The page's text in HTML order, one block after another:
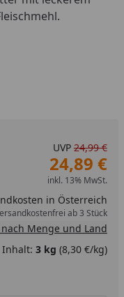
UVP 24,99 €
24,89 €
inkl. 13% MwSt.
in Österreich
ab 3 Stück
Menge und Land
Inhalt: 3 kg (8,30 €/kg)